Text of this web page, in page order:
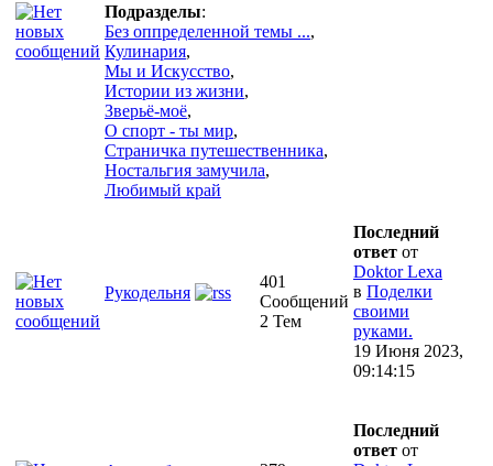
Подразделы:
Без оппределенной темы ...,
Кулинария,
Мы и Искусство,
Истории из жизни,
Зверьё-моё,
О спорт - ты мир,
Страничка путешественника,
Ностальгия замучила,
Любимый край
Рукодельня
401
Сообщений
2 Тем
Последний
ответ от
Doktor Lexa
в Поделки
своими
руками.
19 Июня 2023,
09:14:15
Последний
ответ от